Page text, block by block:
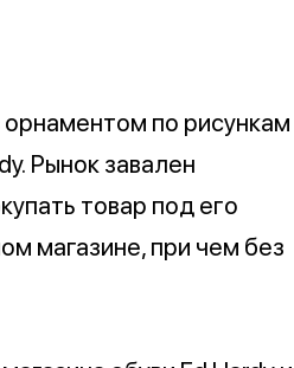
по рисункам
Рынок завален
товар под его
магазине, при чем без